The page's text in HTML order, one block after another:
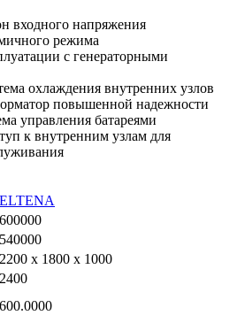
входного напряжения
режима
с генераторными
охлаждения внутренних узлов
повышенной надежности
управления батареями
к внутренним узлам для
ELTENA
600000
540000
2200 х 1800 х 1000
2400
600.0000